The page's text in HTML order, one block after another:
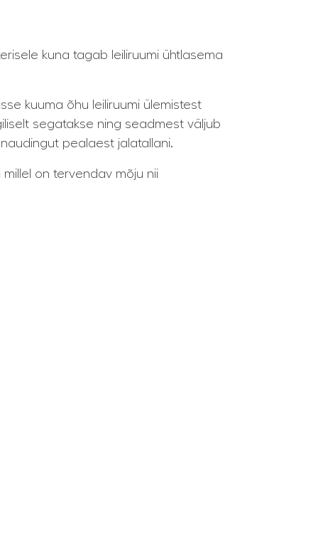
kuna tagab leiliruumi ühtlasema
kuuma õhu leiliruumi ülemistest
segatakse ning seadmest väljub
pealaest jalatallani.
on tervendav mõju nii